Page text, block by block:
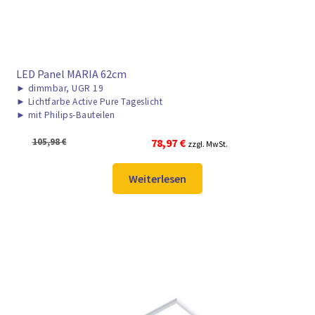
LED Panel MARIA 62cm
► dimmbar, UGR 19
► Lichtfarbe Active Pure Tageslicht
► mit Philips-Bauteilen
105,98€
Ursprünglicher
war:
105,98 €
78,97 €Aktueller
ist:
78,97 €.
zzgl. MwSt.
Weiterlesen